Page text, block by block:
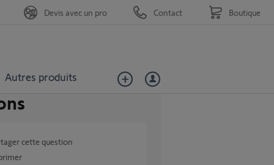
Autres produits
Devis avec un pro Contact Boutique
cette question